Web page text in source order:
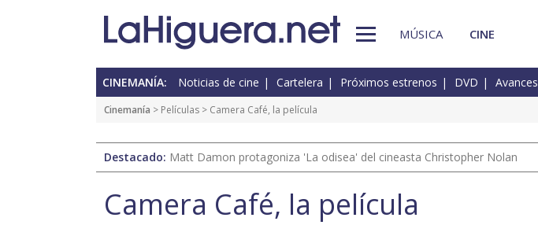
MÚSICA CINE
CINEMANÍA: Noticias de cine Cartelera Próximos estrenos DVD Avances
Cinemanía > Películas > Camera Café, la película
Destacado: Matt Damon protagoniza 'La odisea' del cineasta Christopher Nolan
Camera Café, la película